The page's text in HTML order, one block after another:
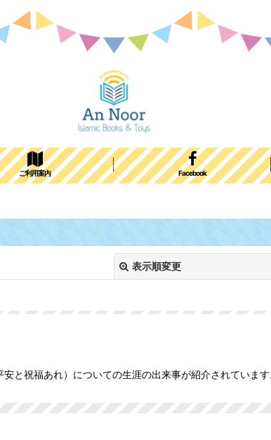
ご利用案内 Facebook
表示順変更
と祝福あれ）についての生涯の出来事が紹介されていま